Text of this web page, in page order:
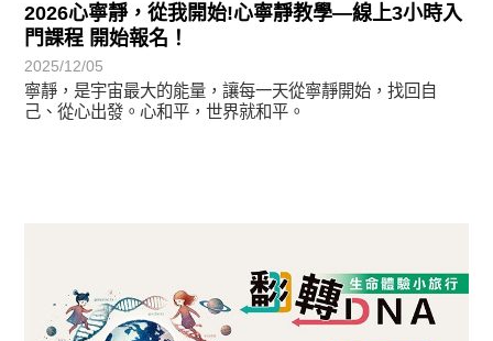
2026心寧靜，從我開始!心寧靜教學—線上3小時入
門課程 開始報名！
2025/12/05
寧靜，是宇宙最大的能量，讓每一天從寧靜開始，找回自
己、從心出發。心和平，世界就和平。